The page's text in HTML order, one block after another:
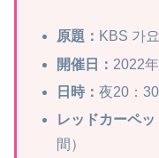
原題： KBS 가
開催日： 2022
日時：夜20：
レッドカーペ
間）